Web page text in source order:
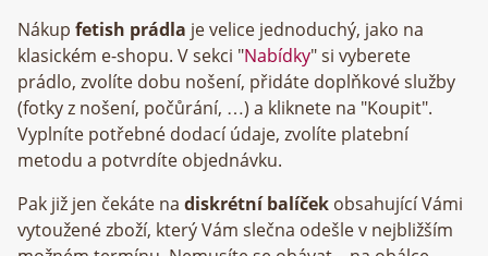
Nákup fetish prádla je velice jednoduchý, jako na
klasickém e-shopu. V sekci "Nabídky" si vyberete
prádlo, zvolíte dobu nošení, přidáte doplňkové služby
(fotky z nošení, počůrání, …) a kliknete na "Koupit".
Vyplníte potřebné dodací údaje, zvolíte platební
metodu a potvrdíte objednávku.
Pak již jen čekáte na diskrétní balíček obsahující Vámi
vytoužené zboží, který Vám slečna odešle v nejbližším